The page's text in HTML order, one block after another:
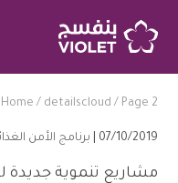
Home / detailscloud / Page 2
07/10/2019 | برنامج الأمن
مشاريع تنموية